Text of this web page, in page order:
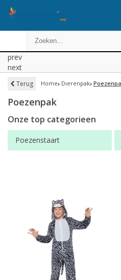
prev
next
Terug Home Dierenpak
Poezenpak
Onze top categorieen
Poezenstaart